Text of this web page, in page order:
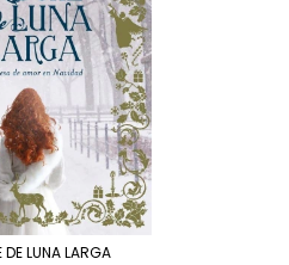
DE LUNA LARGA